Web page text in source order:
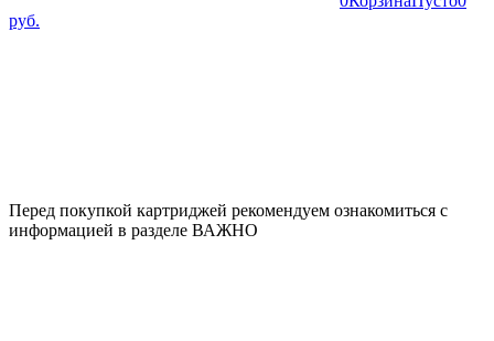
руб.
Перед покупкой картриджей рекомендуем ознакомиться с
информацией в разделе ВАЖНО